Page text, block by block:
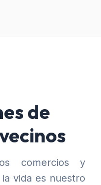
de
comercios y
vida es nuestro